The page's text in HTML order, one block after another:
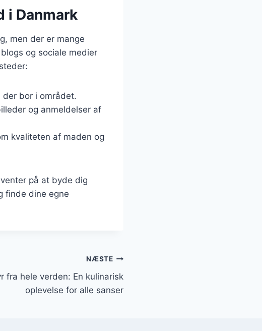
i Danmark
men der er mange
og sociale medier
bor i området.
og anmeldelser af
kvaliteten af maden og
på at byde dig
finde dine egne
NÆSTE
fra hele verden: En kulinarisk
oplevelse for alle sanser